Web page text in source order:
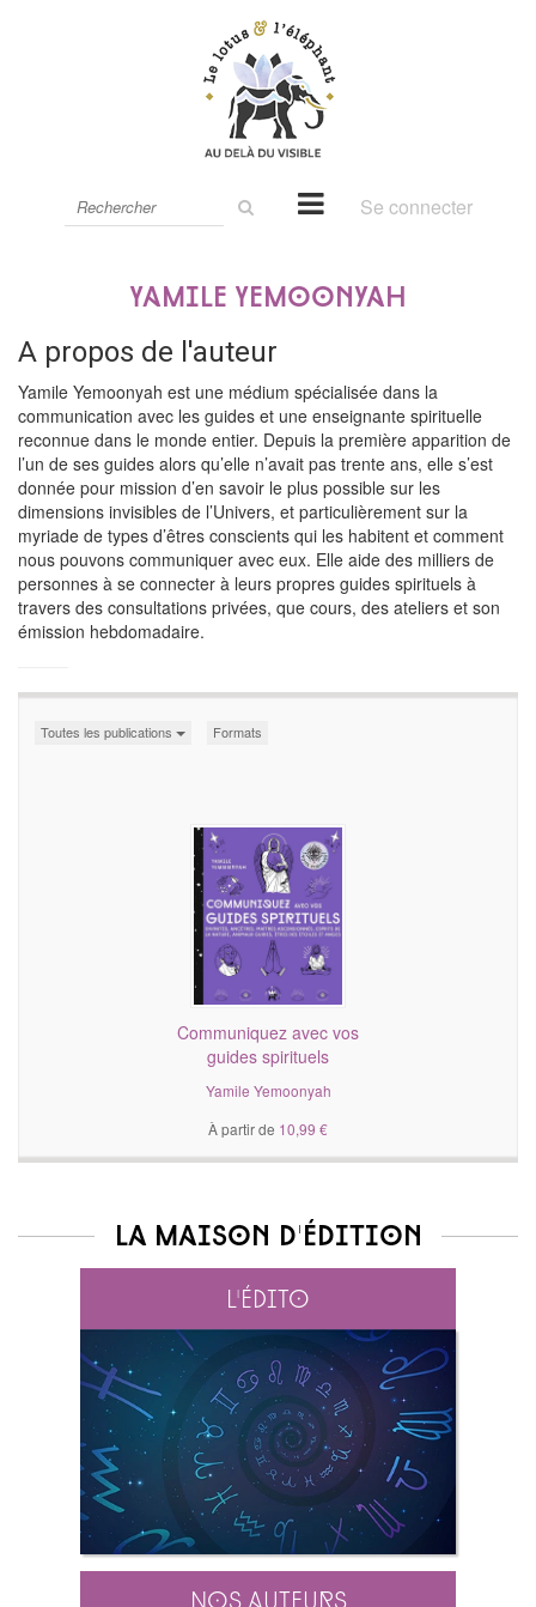
le
Se connecter
Yamile Yemoonyah
A propos de l'auteur
Yamile Yemoonyah est une médium spécialisée dans la
communication avec les guides et une enseignante spirituelle
reconnue dans le monde entier. Depuis la première apparition de
l’un de ses guides alors qu’elle n’avait pas trente ans, elle s’est
donnée pour mission d’en savoir le plus possible sur les
dimensions invisibles de l’Univers, et particulièrement sur la
myriade de types d’êtres conscients qui les habitent et comment
nous pouvons communiquer avec eux. Elle aide des milliers de
personnes à se connecter à leurs propres guides spirituels à
travers des consultations privées, que cours, des ateliers et son
émission hebdomadaire.
Toutes les publications Formats
Communiquez avec vos
guides spirituels
Yamile Yemoonyah
À partir de 10,99 €
La maison d'édition
L'édito
Nos auteurs